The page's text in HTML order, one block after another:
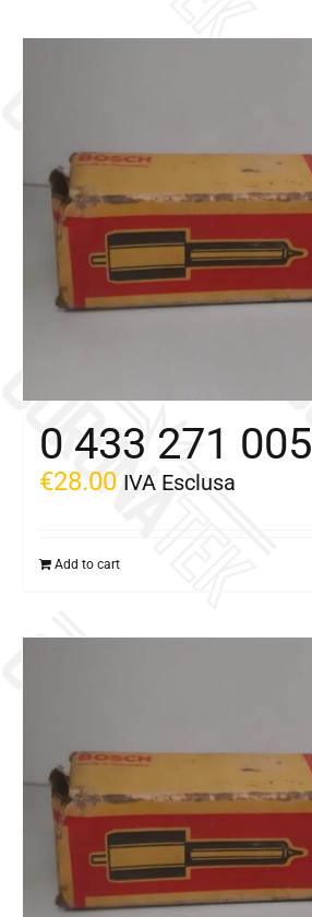
0 433 271 005
€28.00 IVA Esclusa
Add to cart